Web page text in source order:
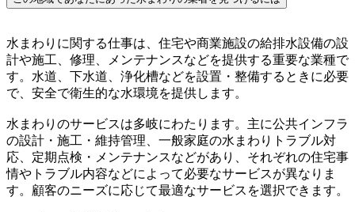
水まわりに関する仕事は、住宅や商業施設の給排水設備の設
計や施工、修理、メンテナンスなどを提供する重要な業種で
す。水道、下水道、浄化槽などを設置・整備するときに必要
で、安全で衛生的な水環境を提供します。
水まわりのサービスは多岐にわたります。主に公共インフラ
の設計・施工・維持管理、一般家庭の水まわりトラブル対
応、定期点検・メンテナンスなどがあり、それぞれの住宅事
情やトラブル内容などによって必要なサービスが異なりま
す。顧客のニーズに応じて最適なサービスを選択できます。